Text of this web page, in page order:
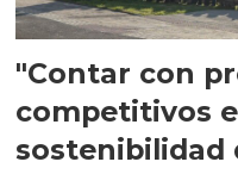
"Contar con
competitivos
sostenibilidad